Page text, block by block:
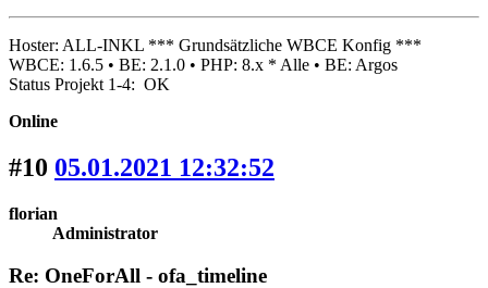
Hoster: ALL-INKL *** Grundsätzliche WBCE Konfig ***
WBCE: 1.6.5 • BE: 2.1.0 • PHP: 8.x * Alle • BE: Argos
Status Projekt 1-4: OK
Online
#10 05.01.2021 12:32:52
florian
Administrator
Re: OneForAll - ofa_timeline